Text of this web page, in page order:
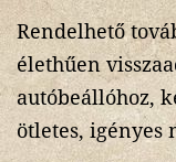
Rendelhető
élethűen
autóbeállóhoz,
ötletes, igényes